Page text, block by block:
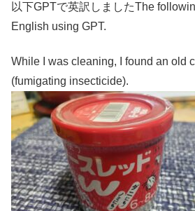
以下GPTで英訳しましたThe
English using GPT.
While I was cleaning, I found an old
(fumigating insecticide).